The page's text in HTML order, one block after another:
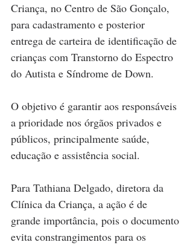
Criança, no Centro de São Gonçalo,
para cadastramento e posterior
entrega de carteira de identificação de
crianças com Transtorno do Espectro
do Autista e Síndrome de Down.
O objetivo é garantir aos responsáveis
a prioridade nos órgãos privados e
públicos, principalmente saúde,
educação e assistência social.
Para Tathiana Delgado, diretora da
Clínica da Criança, a ação é de
grande importância, pois o documento
evita constrangimentos para os